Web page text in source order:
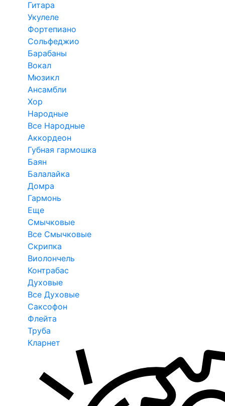
Гитара
Укулеле
Фортепиано
Сольфеджио
Барабаны
Вокал
Мюзикл
Ансамбли
Хор
Народные
Все Народные
Аккордеон
Губная гармошка
Баян
Балалайка
Домра
Гармонь
Еще
Смычковые
Все Смычковые
Скрипка
Виолончель
Контрабас
Духовые
Все Духовые
Саксофон
Флейта
Труба
Кларнет